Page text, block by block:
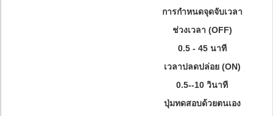
การกำหนดจุดจับเวลา
ช่วงเวลา (OFF)
0.5 - 45 นาที
เวลาปลดปล่อย (ON)
0.5--10 วินาที
ปุ่มทดสอบด้วยตนเอง